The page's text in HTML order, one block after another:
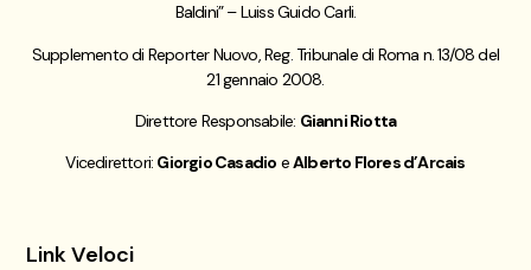
Baldini” – Luiss Guido Carli.
Supplemento di Reporter Nuovo, Reg. Tribunale di Roma n. 13/08 del
21 gennaio 2008.
Direttore Responsabile: Gianni Riotta
Vicedirettori: Giorgio Casadio eAlberto Flores d’Arcais
Link Veloci